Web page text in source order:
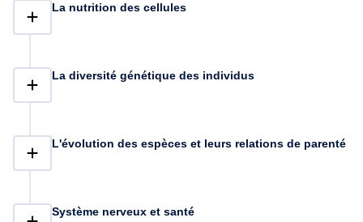
La nutrition des cellules
La diversité génétique des individus
L'évolution des espèces et leurs relations de parenté
Système nerveux et santé